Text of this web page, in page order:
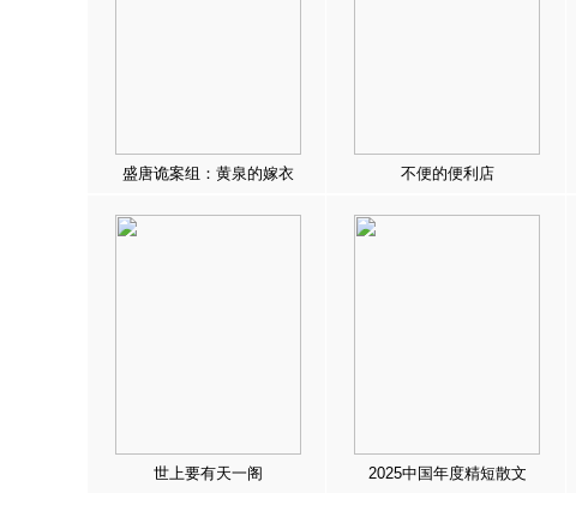
盛唐诡案组：黄泉的嫁衣 不便的便利店
世上要有天一阁 2025中国年度精短散文